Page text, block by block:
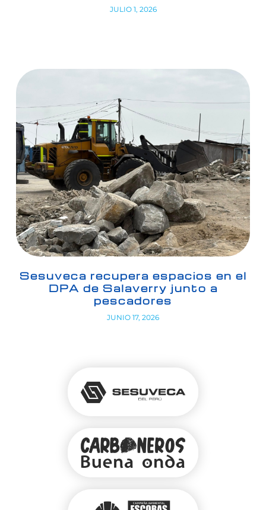
JULIO 1, 2026
Sesuveca recupera espacios en el
DPA de Salaverry junto a
pescadores
JUNIO 17, 2026